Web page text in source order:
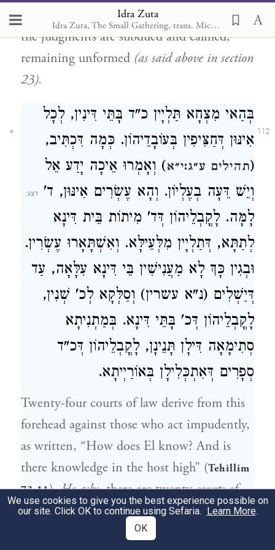
Idra Zuta
Idra Zuta, The Small Gathering, trans. Michal Ricardo
Atika Kadisha exposes its forehead, and all
the judgments are subdued and calmed,
remaining unformed (as said above in section
23).
112
בְּהַאי מִצְחָא תַּלְיָין כ"ד בָּתֵּי דִּינִין, לְכָל
אִינּוּן דְּחַצִּיפִין בְּעוֹבָדֵיהוֹן. כְּמָה דִּכְתִּיב,
(תהילים ע״ג:י״א) וְאָמְרוּ אֵיכָה יָדַע אֵל
וְיֵשׁ דֵּעָה בְעֶלְיוֹן. וְהָא עֶשְׂרִים אִינּוּן, ד'
לָמָּה. לָקֳבְלֵיהוֹן דְּד' מִיתוֹת בֵּית דִּינָא
לְתַתָּא, דְּתַלְיָין מִלְּעֵילָּא. וְאִשְׁתָּאָרוּ עֶשְׂרִין.
וּבְגִין כָּךְ לָא מַעֲנִישִׁין בֵּי דִּינָא עִלָּאָה, עַד
דְּיַשְׁלִים (נ"א עשרין) וְסַלְּקָא לְכ' שְׁנִין,
לָקֳבְלֵיהוֹן דְּכ' בָּתֵּי דִּינָא. בְּמַתְנִיתָא
סְתִימָאָה דִּילָן תָּנֵינָן, לָקֳבְלֵיהוֹן דְּכ"ד
סְפָרִים דְּאִתְכְּלִילָן בְּאוֹרַיְיתָא.
Twenty-four courts of law derive from this
forehead against those who act impudently,
as written, “How does El know? And is
there knowledge in the host high” (Tehillim
73:11).He asks, there are twentycourts of
law: wherefore the additional four?He
, the four correspond to the four
We use cookies to give you the best experience possible on
our site. Click OK to continue using Sefaria. Learn More.
OK